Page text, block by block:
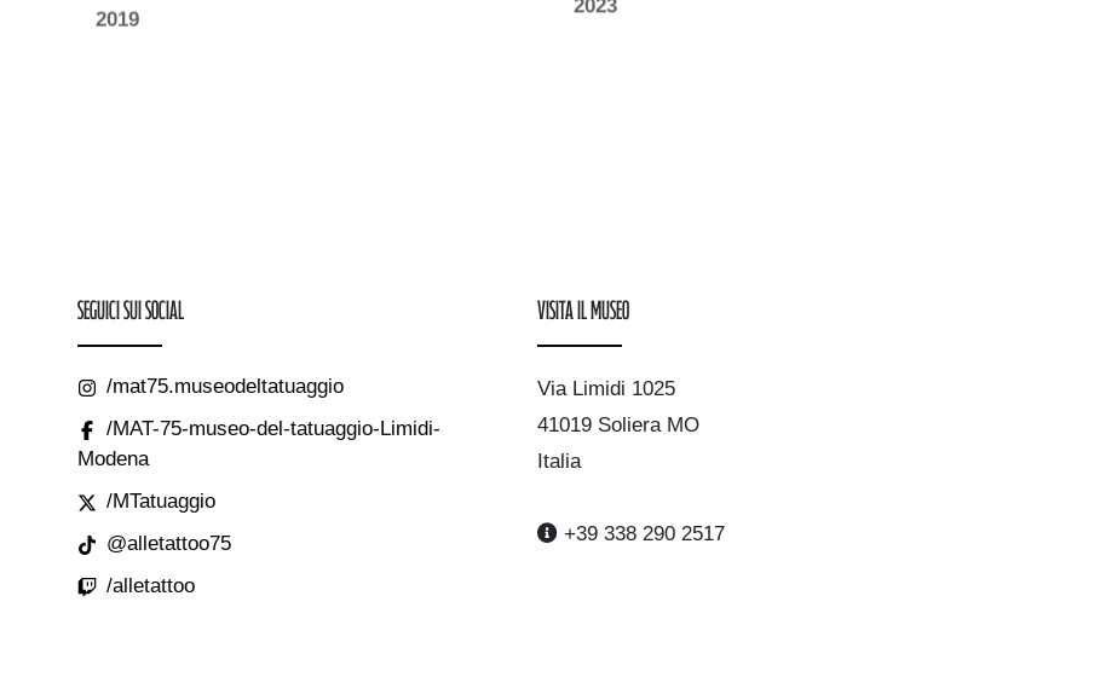
2019
2023
Visita il museo
Via Limidi 1025
41019 Soliera MO
Italia
+39 338 290 2517
Seguici sui Social
/mat75.museodeltatuaggio
/MAT-75-museo-del-tatuaggio-Limidi-
Modena
/MTatuaggio
@alletattoo75
/alletattoo